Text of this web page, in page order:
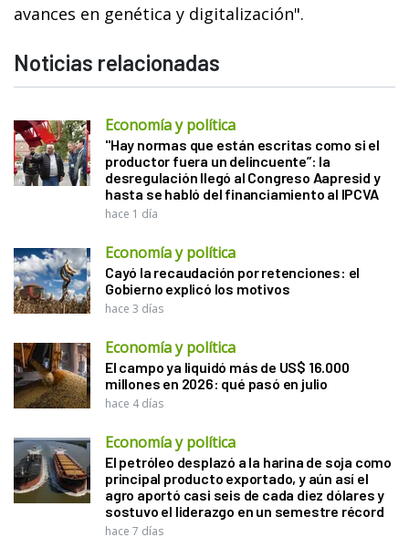
avances en genética y digitalización".
Noticias relacionadas
Economía y política
"Hay normas que están escritas como si el
productor fuera un delincuente”: la
desregulación llegó al Congreso Aapresid y
hasta se habló del financiamiento al IPCVA
hace 1 día
Economía y política
Cayó la recaudación por retenciones: el
Gobierno explicó los motivos
hace 3 días
Economía y política
El campo ya liquidó más de US$ 16.000
millones en 2026: qué pasó en julio
hace 4 días
Economía y política
El petróleo desplazó a la harina de soja como
principal producto exportado, y aún así el
agro aportó casi seis de cada diez dólares y
sostuvo el liderazgo en un semestre récord
hace 7 días